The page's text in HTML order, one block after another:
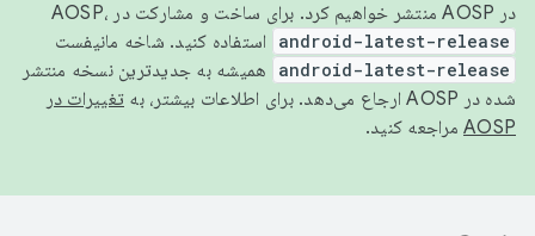
در AOSP منتشر خواهیم کرد. برای ساخت و مشارکت در AOSP،
android-latest-release استفاده کنید. شاخه مانیفست
android-latest-release
همیشه به جدیدترین نسخه منتشر
شده در AOSP ارجاع می‌دهد. برای اطلاعات بیشتر، به
تغییرات در
AOSP مراجعه کنید.